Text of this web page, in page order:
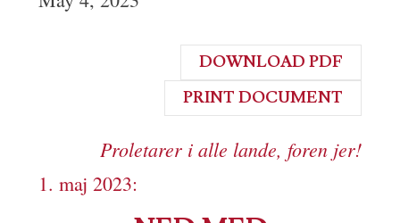
DOWNLOAD PDF
PRINT DOCUMENT
Proletarer i alle lande, foren jer!
1. maj 2023: